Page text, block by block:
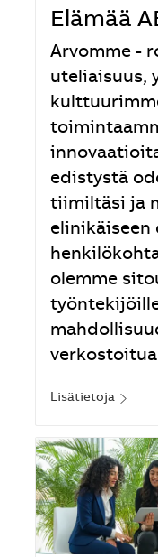
Elämää
Arvomme -
uteliaisuus,
edistystä
tiimiltäsi ja
elinikäiseen
olemme
verkostoitua
Lisätietoja